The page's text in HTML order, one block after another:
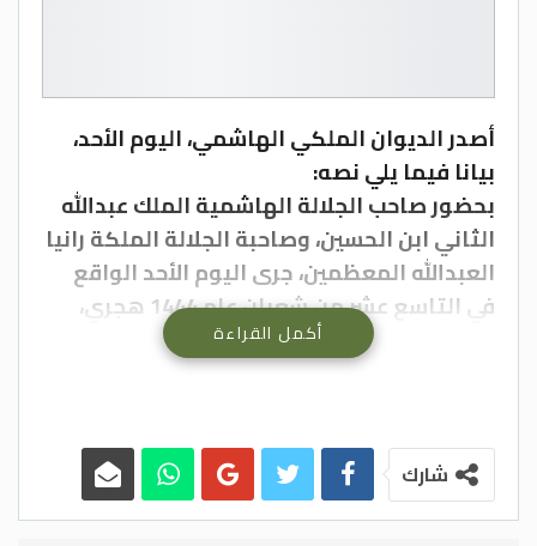
أصدر الديوان الملكي الهاشمي، اليوم الأحد،
بيانا فيما يلي نصه:
بحضور صاحب الجلالة الهاشمية الملك عبدالله
الثاني ابن الحسين، وصاحبة الجلالة الملكة رانيا
العبدالله المعظمين، جرى اليوم الأحد الواقع
في التاسع عشر من شعبان عام 1444 هجري،
عقد قران وزفاف صاحبة السمو الملكي الأميرة
جميل ألكساندر ترميوتس.
وحضر عقد القران وحفل الزفاف، الذي جرى في
بيت الأردن، أصحاب السمو الملكي الأمير الحسن
أكمل القراءة
شارك